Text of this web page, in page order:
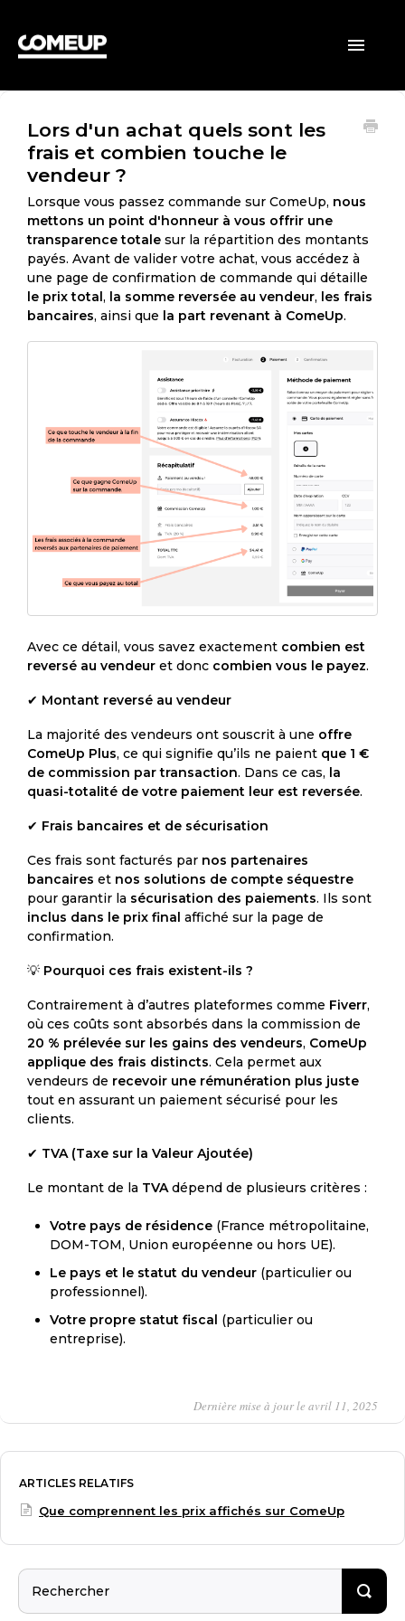
Toggle
VENDEURS
Lors d'un achat quels sont les
frais et combien touche le
vendeur ?
Lorsque vous passez commande sur ComeUp, nous
mettons un point d'honneur à vous offrir une
transparence totale sur la répartition des montants
payés. Avant de valider votre achat, vous accédez à
une page de confirmation de commande qui détaille
le prix total, la somme reversée au vendeur, les frais
bancaires, ainsi que la part revenant à ComeUp.
Avec ce détail, vous savez exactement combien est
reversé au vendeur et donc combien vous le payez.
✔ Montant reversé au vendeur
La majorité des vendeurs ont souscrit à une offre
ComeUp Plus, ce qui signifie qu’ils ne paient que 1 €
de commission par transaction. Dans ce cas, la
quasi-totalité de votre paiement leur est reversée.
✔ Frais bancaires et de sécurisation
Ces frais sont facturés par nos partenaires
bancaires et nos solutions de compte séquestre
pour garantir la sécurisation des paiements. Ils sont
inclus dans le prix final affiché sur la page de
confirmation.
💡 Pourquoi ces frais existent-ils ?
Contrairement à d’autres plateformes comme Fiverr,
où ces coûts sont absorbés dans la commission de
20 % prélevée sur les gains des vendeurs, ComeUp
applique des frais distincts. Cela permet aux
vendeurs de recevoir une rémunération plus juste
tout en assurant un paiement sécurisé pour les
clients.
✔ TVA (Taxe sur la Valeur Ajoutée)
Le montant de la TVAdépend de plusieurs critères :
Votre pays de résidence (France métropolitaine,
DOM-TOM, Union européenne ou hors UE).
Le pays et le statut du vendeur (particulier ou
professionnel).
Votre propre statut fiscal (particulier ou
entreprise).
Dernière mise à jour le avril 11, 2025
ARTICLES RELATIFS
Que comprennent les prix affichés sur ComeUp